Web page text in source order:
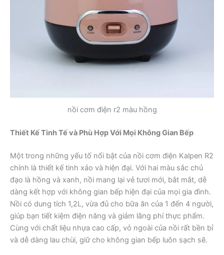
nồi cơm điện r2 màu hồng
Thiết Kế Tinh Tế và Phù Hợp Với Mọi Không Gian Bếp
Một trong những yếu tố nổi bật của nồi cơm điện Kalpen R2
chính là thiết kế tinh xảo và hiện đại. Với hai màu sắc chủ
đạo là hồng và xanh, nồi mang lại vẻ tươi mới, bắt mắt, dễ
dàng kết hợp với không gian bếp hiện đại của mọi gia đình.
Nồi có dung tích 1,2L, vừa đủ cho bữa ăn của 1 đến 4 người,
giúp bạn tiết kiệm điện năng và giảm lãng phí thực phẩm.
Cùng với chất liệu nhựa cao cấp, vỏ ngoài của nồi rất bền bỉ
và dễ dàng lau chùi, giữ cho không gian bếp luôn sạch sẽ.